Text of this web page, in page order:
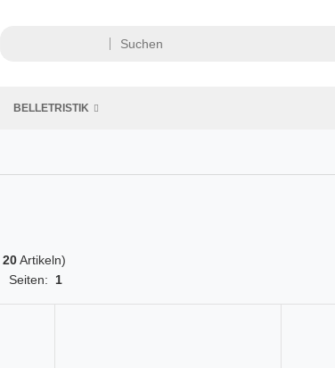
BELLETRISTIK
20Artikeln)
Seiten: 1